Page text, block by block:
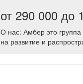
от 290 000 до
О нас: Амбер это
на развитие и